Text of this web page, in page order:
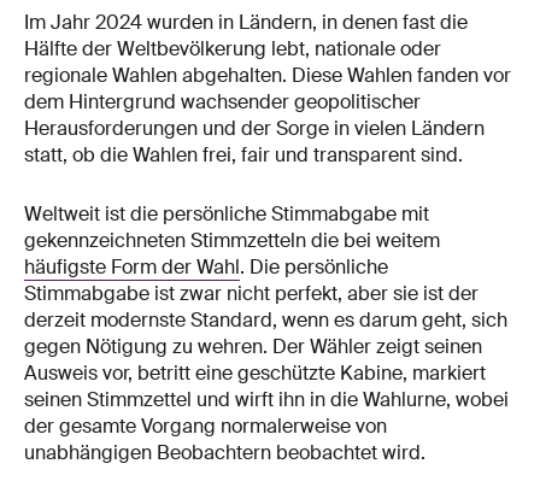
Im Jahr 2024 wurden in Ländern, in denen fast die
Hälfte der Weltbevölkerung lebt, nationale oder
regionale Wahlen abgehalten. Diese Wahlen fanden vor
dem Hintergrund wachsender geopolitischer
Herausforderungen und der Sorge in vielen Ländern
statt, ob die Wahlen frei, fair und transparent sind.
Weltweit ist die persönliche Stimmabgabe mit
gekennzeichneten Stimmzetteln die bei weitem
häufigste Form der Wahl. Die persönliche
Stimmabgabe ist zwar nicht perfekt, aber sie ist der
derzeit modernste Standard, wenn es darum geht, sich
gegen Nötigung zu wehren. Der Wähler zeigt seinen
Ausweis vor, betritt eine geschützte Kabine, markiert
seinen Stimmzettel und wirft ihn in die Wahlurne, wobei
der gesamte Vorgang normalerweise von
unabhängigen Beobachtern beobachtet wird.